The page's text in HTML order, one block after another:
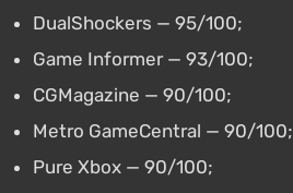
DualShockers — 95/100;
Game Informer — 93/100;
CGMagazine — 90/100;
Metro GameCentral — 90/100;
Pure Xbox — 90/100;